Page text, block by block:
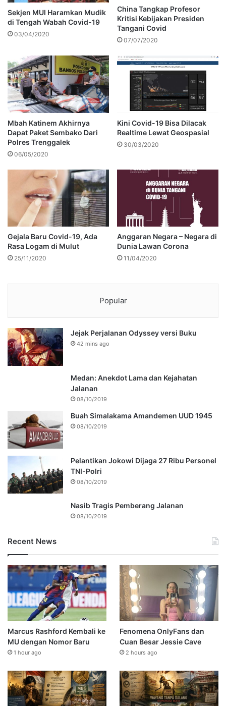
Sekjen MUI Haramkan Mudik
di Tengah Wabah Covid-19
03/04/2020
China Tangkap Profesor
Kritisi Kebijakan Presiden
Tangani Covid
07/07/2020
Mbah Katinem Akhirnya
Dapat Paket Sembako Dari
Polres Trenggalek
06/05/2020
Kini Covid-19 Bisa Dilacak
Realtime Lewat Geospasial
30/03/2020
Gejala Baru Covid-19, Ada
Rasa Logam di Mulut
25/11/2020
Anggaran Negara – Negara di
Dunia Lawan Corona
11/04/2020
Popular
Jejak Perjalanan Odyssey versi Buku
42 mins ago
Medan: Anekdot Lama dan Kejahatan
Jalanan
08/10/2019
Buah Simalakama Amandemen UUD 1945
08/10/2019
Pelantikan Jokowi Dijaga 27 Ribu Personel
TNI-Polri
08/10/2019
Nasib Tragis Pemberang Jalanan
08/10/2019
Recent News
Marcus Rashford Kembali ke
MU dengan Nomor Baru
1 hour ago
Fenomena OnlyFans dan
Cuan Besar Jessie Cave
2 hours ago